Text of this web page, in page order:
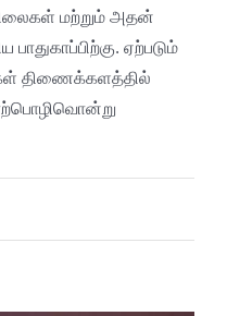
மற்றும் அதன்
பாதுகாப்பிற்கு. ஏற்படும்
திணைக்களத்தில்